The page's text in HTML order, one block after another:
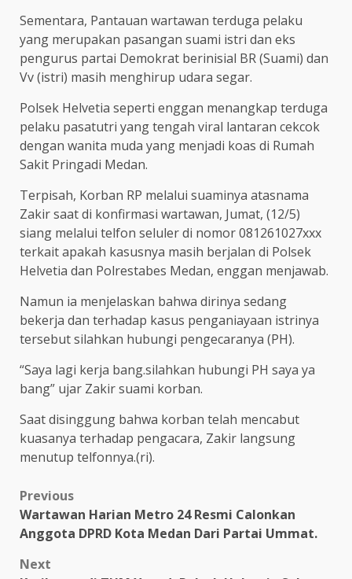
Sementara, Pantauan wartawan terduga pelaku
yang merupakan pasangan suami istri dan eks
pengurus partai Demokrat berinisial BR (Suami) dan
Vv (istri) masih menghirup udara segar.
Polsek Helvetia seperti enggan menangkap terduga
pelaku pasatutri yang tengah viral lantaran cekcok
dengan wanita muda yang menjadi koas di Rumah
Sakit Pringadi Medan.
Terpisah, Korban RP melalui suaminya atasnama
Zakir saat di konfirmasi wartawan, Jumat, (12/5)
siang melalui telfon seluler di nomor 081261027xxx
terkait apakah kasusnya masih berjalan di Polsek
Helvetia dan Polrestabes Medan, enggan menjawab.
Namun ia menjelaskan bahwa dirinya sedang
bekerja dan terhadap kasus penganiayaan istrinya
tersebut silahkan hubungi pengecaranya (PH).
“Saya lagi kerja bang.silahkan hubungi PH saya ya
bang” ujar Zakir suami korban.
Saat disinggung bahwa korban telah mencabut
kuasanya terhadap pengacara, Zakir langsung
menutup telfonnya.(ri).
Post
navigation
Previous
Wartawan Harian Metro 24 Resmi Calonkan
Anggota DPRD Kota Medan Dari Partai Ummat.
Next